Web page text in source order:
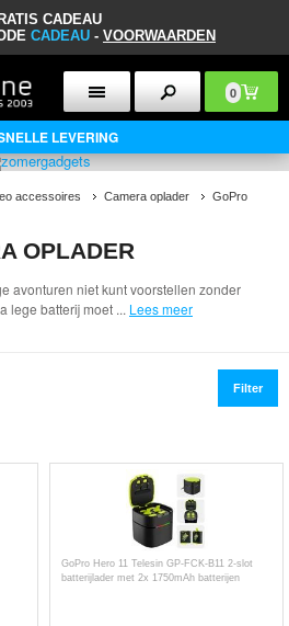
CADEAU
CADEAU - VOORWAARDEN
0
LEVERING
accessoires Camera oplader
GoPro
OPLADER
avonturen niet kunt voorstellen zonder
lege batterij moet ... Lees meer
Filter
GoPro Hero 11 Telesin GP-FCK-B11 2-slot
batterijlader met 2x 1750mAh batterijen